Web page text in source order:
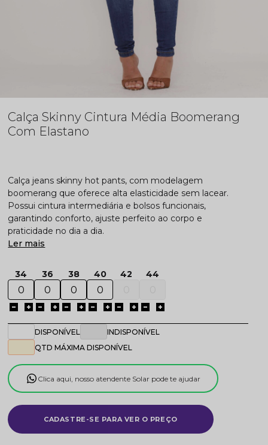
Calça Skinny Cintura Média Boomerang
Com Elastano
CADASTRE-SE PARA VER O PREÇO
Calça jeans skinny hot pants, com modelagem
boomerang que oferece alta elasticidade sem lacear.
Possui cintura intermediária e bolsos funcionais,
garantindo conforto, ajuste perfeito ao corpo e
praticidade no dia a dia.
Ler mais
34 36 38 40 42 44
DISPONÍVEL
INDISPONÍVEL
QTD MÁXIMA DISPONÍVEL
Clica aqui, nosso atendente Solar pode te ajudar